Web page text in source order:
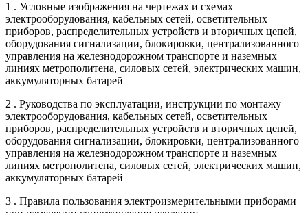
1 . Условные изображения на чертежах и схемах
электрооборудования, кабельных сетей, осветительных
приборов, распределительных устройств и вторичных цепей,
оборудования сигнализации, блокировки, централизованного
управления на железнодорожном транспорте и наземных
линиях метрополитена, силовых сетей, электрических машин,
аккумуляторных батарей
2 . Руководства по эксплуатации, инструкции по монтажу
электрооборудования, кабельных сетей, осветительных
приборов, распределительных устройств и вторичных цепей,
оборудования сигнализации, блокировки, централизованного
управления на железнодорожном транспорте и наземных
линиях метрополитена, силовых сетей, электрических машин,
аккумуляторных батарей
3 . Правила пользования электроизмерительными приборами